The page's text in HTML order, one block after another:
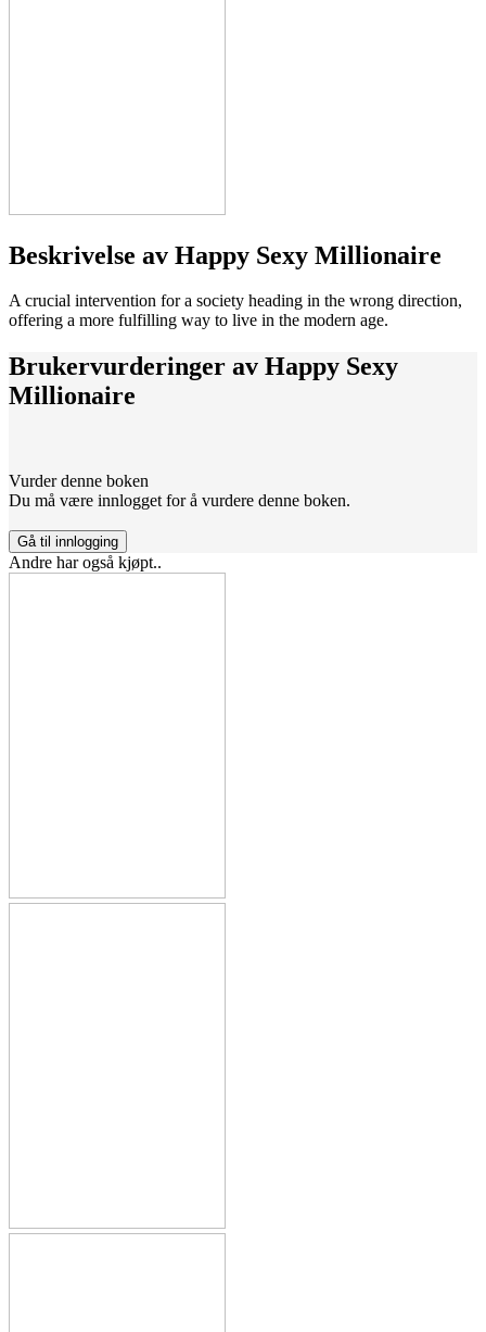
Beskrivelse av Happy Sexy Millionaire
A crucial intervention for a society heading in the wrong direction,
offering a more fulfilling way to live in the modern age.
Brukervurderinger av Happy Sexy
Millionaire
Vurder denne boken
Du må være innlogget for å vurdere denne boken.
Gå til innlogging
Andre har også kjøpt..